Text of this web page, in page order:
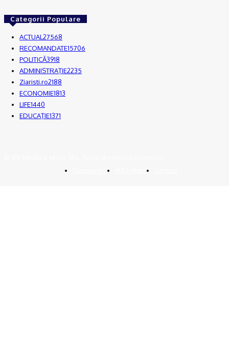
Categorii Populare
ACTUAL 27568
RECOMANDATE15706
POLITICĂ3918
ADMINISTRAŢIE2235
Ziaristi.ro2188
ECONOMIE1813
LIFE1440
EDUCAŢIE1371